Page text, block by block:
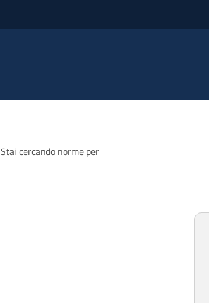
Stai cercando norme per